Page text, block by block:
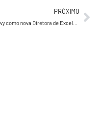
PRÓXIMO